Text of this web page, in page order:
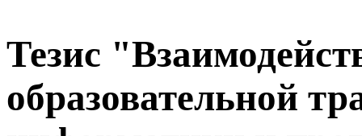
Тезис
образовательной